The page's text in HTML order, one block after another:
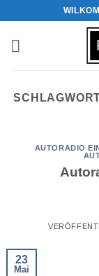
springen
AUTORADIO
23
Mai